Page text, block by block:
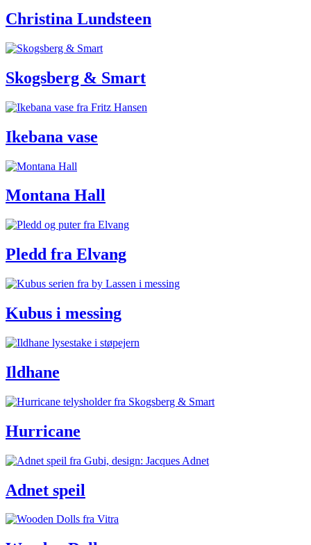
Christina Lundsteen
Skogsberg & Smart
Ikebana vase
Montana Hall
Pledd fra Elvang
Kubus i messing
Ildhane
Hurricane
Adnet speil